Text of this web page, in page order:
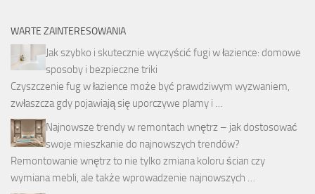
WARTE ZAINTERESOWANIA
Jak szybko i skutecznie wyczyścić fugi w łazience: domowe
sposoby i bezpieczne triki
Czyszczenie fug w łazience może być prawdziwym wyzwaniem,
zwłaszcza gdy pojawiają się uporczywe plamy i …
Najnowsze trendy w remontach wnętrz – jak dostosować
swoje mieszkanie do najnowszych trendów?
Remontowanie wnętrz to nie tylko zmiana koloru ścian czy
wymiana mebli, ale także wprowadzenie najnowszych …